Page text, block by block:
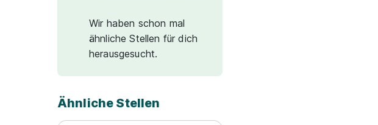
Wir haben schon mal
ähnliche Stellen für dich
herausgesucht.
Ähnliche Stellen